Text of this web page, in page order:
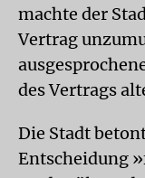
machte der
Vertrag
des Vertrags
Die Stadt
Entscheidung